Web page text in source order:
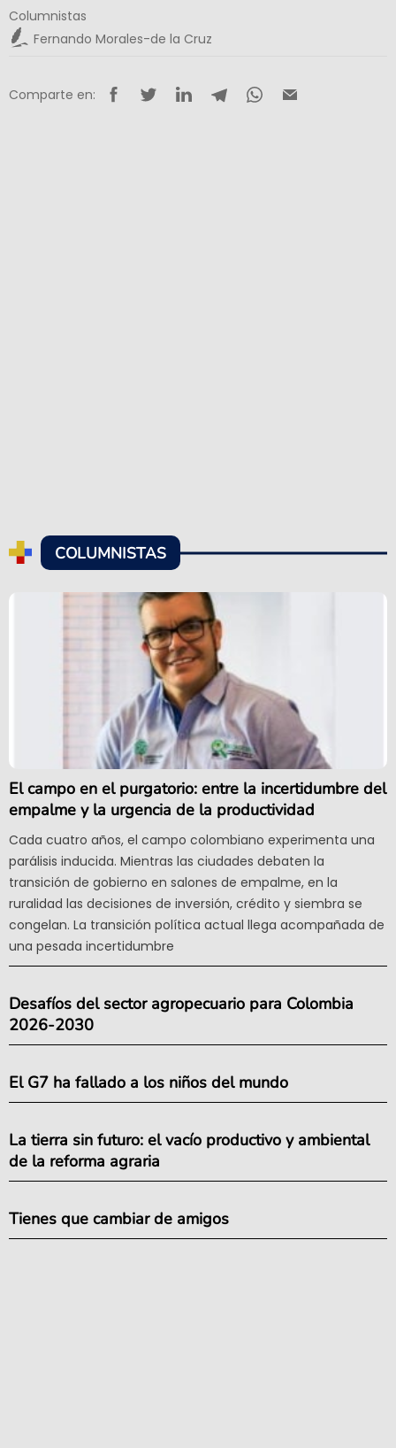
Columnistas
Fernando Morales-de la Cruz
Comparte en:
COLUMNISTAS
El campo en el purgatorio: entre la incertidumbre del
empalme y la urgencia de la productividad
Cada cuatro años, el campo colombiano experimenta una
parálisis inducida. Mientras las ciudades debaten la
transición de gobierno en salones de empalme, en la
ruralidad las decisiones de inversión, crédito y siembra se
congelan. La transición política actual llega acompañada de
una pesada incertidumbre
Desafíos del sector agropecuario para Colombia
2026-2030
El G7 ha fallado a los niños del mundo
La tierra sin futuro: el vacío productivo y ambiental
de la reforma agraria
Tienes que cambiar de amigos